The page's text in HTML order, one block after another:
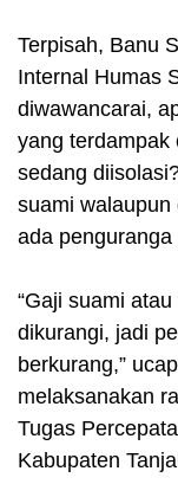
Terpisah, Banu
Internal Humas
diwawancarai,
yang terdampak
sedang
suami
ada penguranga
“Gaji suami
dikurangi, jadi
berkurang,”
melaksanakan
Tugas
Kabupaten